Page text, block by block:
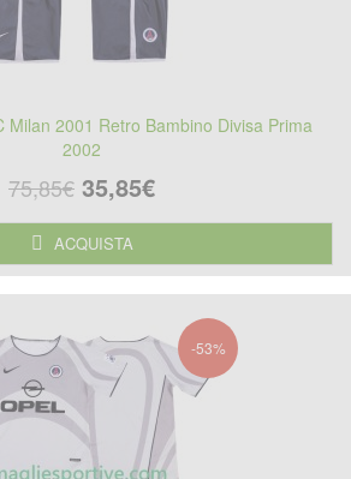
Milan 2001 Retro Bambino Divisa Prima
2002
75,85€ 35,85€
ACQUISTA
-53%